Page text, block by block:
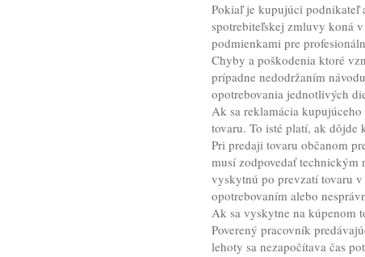
Pokiaľ je kupujúci podnikateľ
spotrebiteľskej zmluvy koná
podmienkami pre
Chyby a poškodenia ktoré
prípadne nedodržaním
opotrebovania jednotlivých
Ak sa reklamácia
tovaru. To isté platí, ak dôjde
Pri predaji tovaru občanom
musí zodpovedať technickým
vyskytnú po prevzatí tovaru
opotrebovaním alebo
Ak sa vyskytne na kúpenom
Poverený pracovník
lehoty sa nezapočítava čas